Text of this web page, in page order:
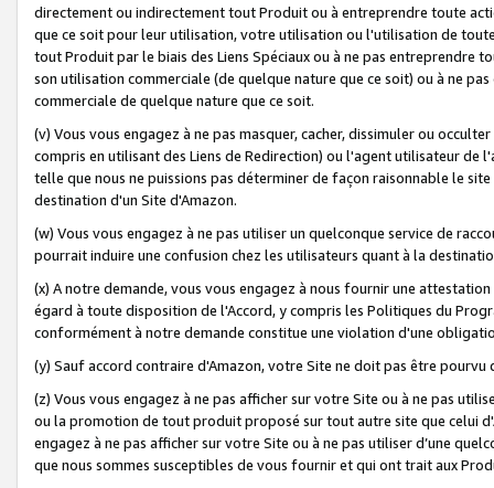
directement ou indirectement tout Produit ou à entreprendre toute
que ce soit pour leur utilisation, votre utilisation ou l'utilisation de
tout Produit par le biais des Liens Spéciaux ou à ne pas entreprendre
son utilisation commerciale (de quelque nature que ce soit) ou à ne
commerciale de quelque nature que ce soit.
(v) Vous vous engagez à ne pas masquer, cacher, dissimuler ou
compris en utilisant des Liens de Redirection) ou l'agent utilisateur
telle que nous ne puissions pas déterminer de façon raisonnable le
destination d'un Site d'Amazon.
(w) Vous vous engagez à ne pas utiliser un quelconque service de
pourrait induire une confusion chez les utilisateurs quant à la
(x) A notre demande, vous vous engagez à nous fournir une
égard à toute disposition de l'Accord, y compris les Politiques du
conformément à notre demande constitue une violation d'une
(y) Sauf accord contraire d'Amazon, votre Site ne doit pas être
(z) Vous vous engagez à ne pas afficher sur votre Site ou à ne pas
ou la promotion de tout produit proposé sur tout autre site que celui
engagez à ne pas afficher sur votre Site ou à ne pas utiliser d’une
que nous sommes susceptibles de vous fournir et qui ont trait aux